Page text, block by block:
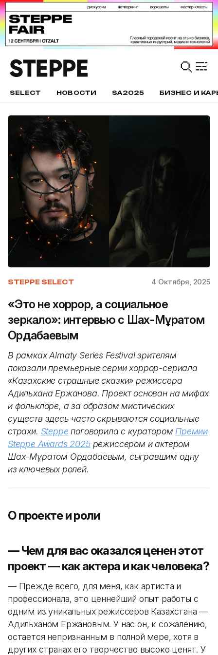
SELECT НОВОСТИ SA2025 БИЗНЕС И
STEPPE SELECT 4 Октября, 2025
«Это не хоррор, а социальное
зеркало»: интервью с Шах-Мұратом
Ордабаевым
В рамках Almaty Series Festival зрителям
показали премьерные серии хоррор-сериала
«Казахские страшные сказки» режиссера
Адильхана Ержанова. Проект основан на мифах
и фольклоре, а за образом мистических
существ здесь часто скрываются социальные
страхи. Steppe поговорила с куратором Премии
Steppe Awards 2025режиссером и актером
Шах-Мұратом Ордабаевым, сыгравшим одну
из ключевых ролей.
О проекте и роли
— Чем для вас оказался ценен этот
проект — как актера и как человека?
— Прежде всего, для меня, как артиста и
профессионала, это ценнейший опыт работы с
одним из уникальных режиссеров Казахстана —
Адильханом Ержановым. У нас он, к сожалению,
остается непризнанным в полной мере, хотя в
других странах его творчество высоко ценят. У